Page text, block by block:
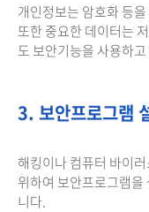
개인정보는 암호화 등
또한 중요한 데이터는
도 보안기능을 사용하
3. 보안프로그램
해킹이나 컴퓨터 바이
위하여 보안프로그램
니다.